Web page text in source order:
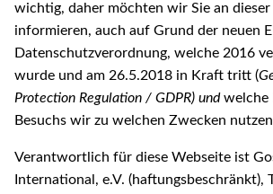
wichtig, daher möchten wir Sie an
informieren, auch auf Grund der neuen
Datenschutzverordnung, welche 2016
wurde und am 26.5.2018 in Kraft tritt (
Protection Regulation / GDPR) undwelche
Besuchs wir zu welchen Zwecken
Verantwortlich für diese Webseite ist
International, e.V. (haftungsbeschränkt),